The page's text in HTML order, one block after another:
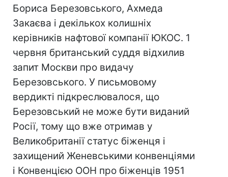
Бориса Березовського, Ахмеда
Закаєва і декількох колишніх
керівників нафтової компанії ЮКОС. 1
червня британський суддя відхилив
запит Москви про видачу
Березовського. У письмовому
вердикті підкреслювалося, що
Березовський не може бути виданий
Росії, тому що вже отримав у
Великобританії статус біженця і
захищений Женевськими конвенціями
і Конвенцією ООН про біженців 1951